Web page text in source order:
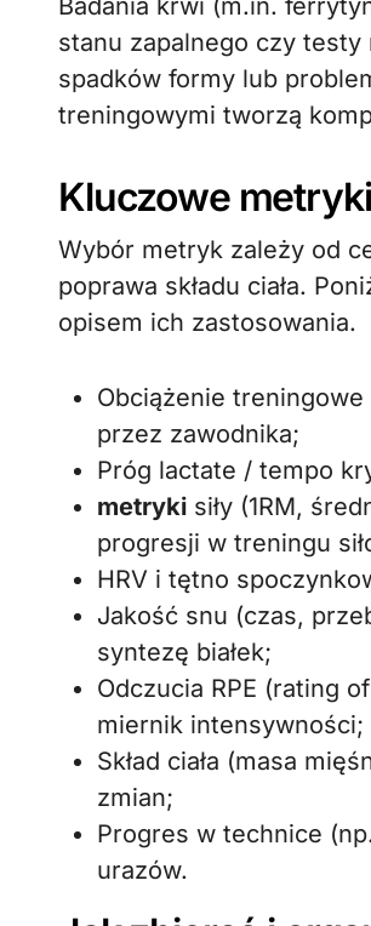
Badania krwi (m.in.
stanu zapalnego czy
spadków formy lub
treningowymi tworzą
Kluczowe
Wybór metryk zależy od
poprawa składu ciała.
opisem ich zastosowania.
Obciążenie
przez zawodnika;
Próg lactate / tempo
metryki siły (1RM,
progresji w treningu
HRV i tętno
Jakość snu (czas,
syntezę białek;
Odczucia RPE (rating
miernik intensywności;
Skład ciała (masa
zmian;
Progres w technice
urazów.